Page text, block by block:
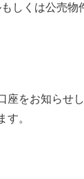
しくは公売物
をお知らせし
す。